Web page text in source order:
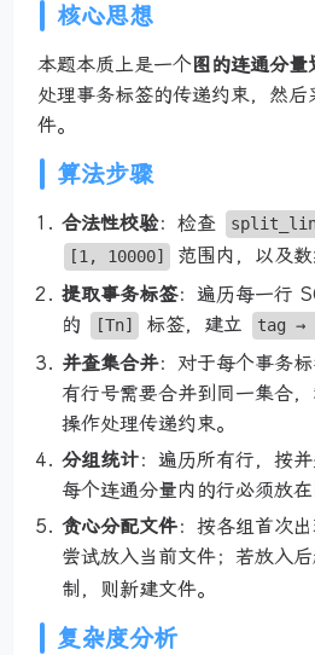
核心思想
本题本质上是一个图的连通分量
处理事务标签的传递约束，然后
件。
算法步骤
合法性校验：检查
[1, 10000]
范围内，以及数
提取事务标签：遍历每一行
的
[Tn] 标签，建立 tag →
并查集合并：对于每个事务
有行号需要合并到同一集合
操作处理传递约束。
分组统计：遍历所有行，按
每个连通分量内的行必须放在
贪心分配文件：按各组首次
尝试放入当前文件；若放入
制，则新建文件。
复杂度分析